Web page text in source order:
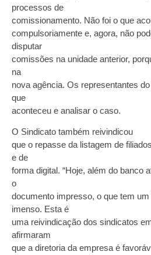
processos de
comissionamento. Não foi o que
compulsoriamente e, agora, não
disputar
comissões na unidade anterior,
na
nova agência. Os representantes
que
aconteceu e analisar o caso.
O Sindicato também reivindicou
que o repasse da listagem de
e de
forma digital. “Hoje, além do banco
o
documento impresso, o que tem
imenso. Esta é
uma reivindicação dos sindicatos
afirmaram
que a diretoria da empresa é